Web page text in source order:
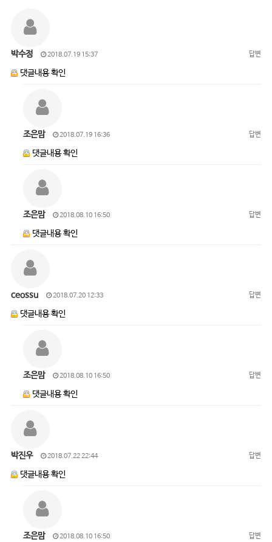
박수정 2018.07.19 15:37 답변
댓글내용 확인
조은맘 2018.07.19 16:36 답변
댓글내용 확인
조은맘 2018.08.10 16:50 답변
댓글내용 확인
ceossu 2018.07.20 12:33 답변
댓글내용 확인
조은맘 2018.08.10 16:50 답변
댓글내용 확인
박진우 2018.07.22 22:44 답변
댓글내용 확인
조은맘 2018.08.10 16:50 답변